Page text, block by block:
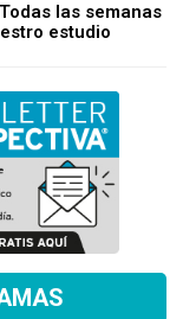
las semanas
estudio